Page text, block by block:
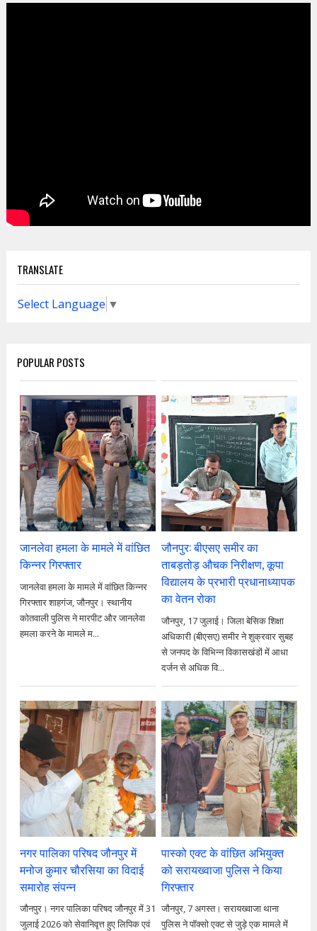
TRANSLATE
Select Language ▼
POPULAR POSTS
जानलेवा हमला के मामले में वांछित
किन्नर गिरफ्तार
जानलेवा हमला के मामले में वांछित किन्नर
गिरफ्तार शाहगंज, जौनपुर। स्थानीय
कोतवाली पुलिस ने मारपीट और जानलेवा
हमला करने के मामले म...
जौनपुर: बीएसए समीर का
ताबड़तोड़ औचक निरीक्षण, कूपा
विद्यालय के प्रभारी प्रधानाध्यापक
का वेतन रोका
जौनपुर, 17 जुलाई। जिला बेसिक शिक्षा
अधिकारी (बीएसए) समीर ने शुक्रवार सुबह
से जनपद के विभिन्न विकासखंडों में आधा
दर्जन से अधिक वि...
नगर पालिका परिषद जौनपुर में
मनोज कुमार चौरसिया का विदाई
समारोह संपन्न
जौनपुर। नगर पालिका परिषद जौनपुर में 31
जुलाई 2026 को सेवानिवृत्त हुए लिपिक एवं
पास्को एक्ट के वांछित अभियुक्त
को सरायख्वाजा पुलिस ने किया
गिरफ्तार
जौनपुर, 7 अगस्त। सरायख्वाजा थाना
पुलिस ने पॉक्सो एक्ट से जुड़े एक मामले में